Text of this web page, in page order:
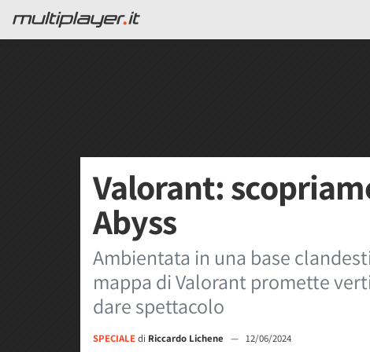
Valorant:
Abyss
Ambientata in una base
mappa di Valorant promette
dare spettacolo
SPECIALEdi Riccardo Lichene — 12/06/2024